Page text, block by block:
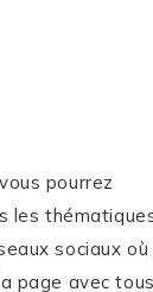
pourrez
les
sociaux où
page avec tous